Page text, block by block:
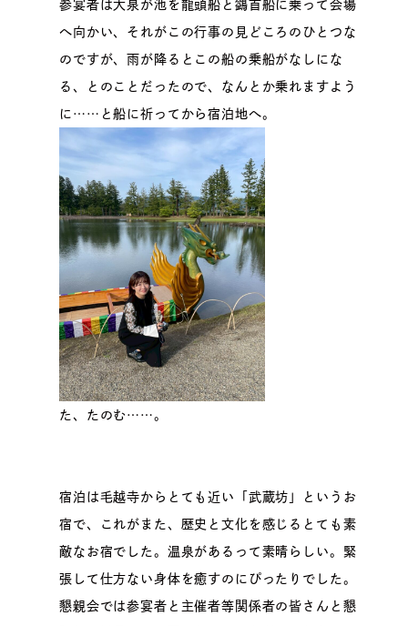
参宴者は大泉が池を龍頭船と鷁首船に乗って会場
へ向かい、それがこの行事の見どころのひとつな
のですが、雨が降るとこの船の乗船がなしにな
る、とのことだったので、なんとか乗れますよう
に……と船に祈ってから宿泊地へ。
た、たのむ……。
宿泊は毛越寺からとても近い「武蔵坊」というお
宿で、これがまた、歴史と文化を感じるとても素
敵なお宿でした。温泉があるって素晴らしい。緊
張して仕方ない身体を癒すのにぴったりでした。
懇親会では参宴者と主催者等関係者の皆さんと懇